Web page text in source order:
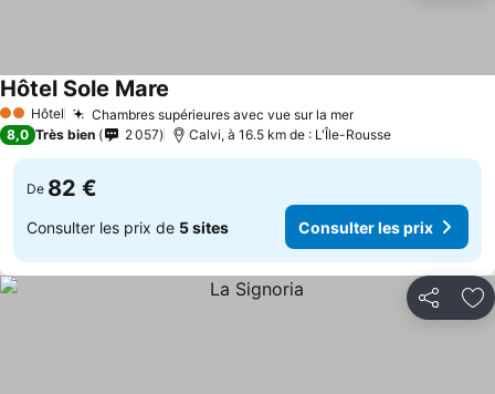
2 Étoiles
Hôtel Chambres supérieures avec vue sur la mer
Hôtel Sole Mare
8,0 Très bien 2 057 Calvi, à 16.5 km de : L'Île-Rousse
De 82 €
Consulter les prix de 5 sites Consulter les prix
Partager